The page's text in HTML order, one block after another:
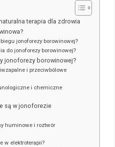
terapia dla zdrowia
jonoforezy borowinowej?
do jonoforezy borowinowej?
jonoforezy borowinowej?
i przeciwbólowe
i chemiczne
są w jonoforezie
huminowe i roztwór
w elektroterapii?